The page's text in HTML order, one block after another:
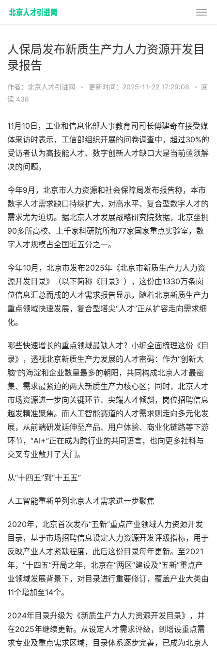
人保局发布新质生产力人力资源开发目
录报告
作者：北京人才引进网 • 更新时间：2025-11-22 17:29:08 • 阅
读 438
11月10日，工业和信息化部人事教育司司长傅建奇在接受媒
体采访时表示，工信部组织开展的问卷调查中，超过30%的
受访者认为高技能人才、数字创新人才缺口大是当前亟须解
决的问题。
今年9月，北京市人力资源和社会保障局发布报告称，本市
数字人才需求缺口持续扩大，对高水平、复合型数字人才的
需求尤为迫切。据北京人才发展战略研究院数据，北京坐拥
90多所高校、上千家科研院所和77家国家重点实验室，数
字人才规模占全国近五分之一。
今年10月，北京市发布2025年《北京市新质生产力人力资
源开发目录》（以下简称《目录》），这份由1330万条岗
位信息汇总而成的人才需求报告显示，随着北京新质生产力
重点领域快速发展，复合型塔尖“人才”正从扩容走向需求细
化。
哪些快速增长的重点领域最缺人才？小编全面梳理这份《目
录》，透视北京新质生产力发展的人才密码：作为“创新大
脑”的海淀和企业数量最多的朝阳，共同构成北京人才最密
集、需求最紧迫的两大新质生产力核心区；同时，北京人才
市场资源进一步向关键环节、尖端人才倾斜，岗位招聘信息
越发精准聚焦。而人工智能赛道的人才需求则走向多元化发
展，从前端研发延伸至产品、用户体验、商业化链路等下游
环节，“AI+”正在成为跨行业的共同语言，也向更多社科与
交叉专业敞开了大门。
从“十四五”到“十五五”
人工智能重新单列北京人才需求进一步聚焦
2020年，北京首次发布“五新”重点产业领域人力资源开发
目录，基于市场招聘信息设定人力资源开发评级指标，用于
反映产业人才紧缺程度，此后这份目录每年更新。至2021
年，“十四五”开局之年，北京在“两区”建设及“五新”重点产
业领域发展背景下，对目录进行重要修订，覆盖产业大类由
11个增加至14个。
2024年目录升级为《新质生产力人力资源开发目录》，并
在2025年继续更新。从设定人才需求评级，到增设重点需
求专业及重点需求区域，目录体系逐步完善，已成为北京人